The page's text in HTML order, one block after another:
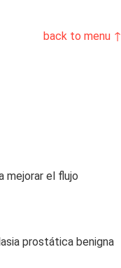
back to menu ↑
mejorar el flujo
prostática benigna